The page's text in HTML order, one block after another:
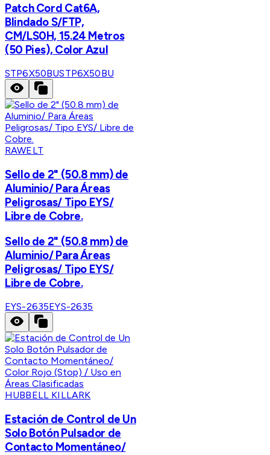
Patch Cord Cat6A,
Blindado S/FTP,
CM/LS0H, 15.24 Metros
(50 Pies), Color Azul
STP6X50BUSTP6X50BU
RAWELT
Sello de 2" (50.8 mm) de
Aluminio/ Para Áreas
Peligrosas/ Tipo EYS/
Libre de Cobre.
Sello de 2" (50.8 mm) de
Aluminio/ Para Áreas
Peligrosas/ Tipo EYS/
Libre de Cobre.
EYS-2635EYS-2635
HUBBELL KILLARK
Estación de Control de Un
Solo Botón Pulsador de
Contacto Momentáneo/